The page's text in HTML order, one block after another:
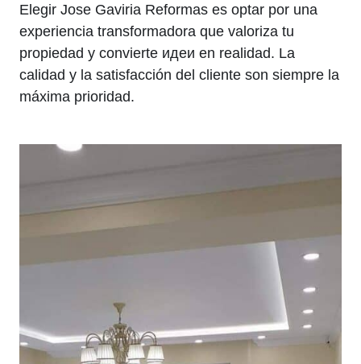
Elegir Jose Gaviria Reformas es optar por una
experiencia transformadora que valoriza tu
propiedad y convierte идеи en realidad. La
calidad y la satisfacción del cliente son siempre la
máxima prioridad.